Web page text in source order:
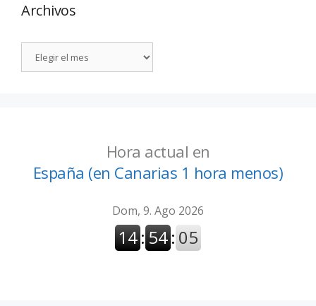
Archivos
Hora actual en
España (en Canarias 1 hora menos)